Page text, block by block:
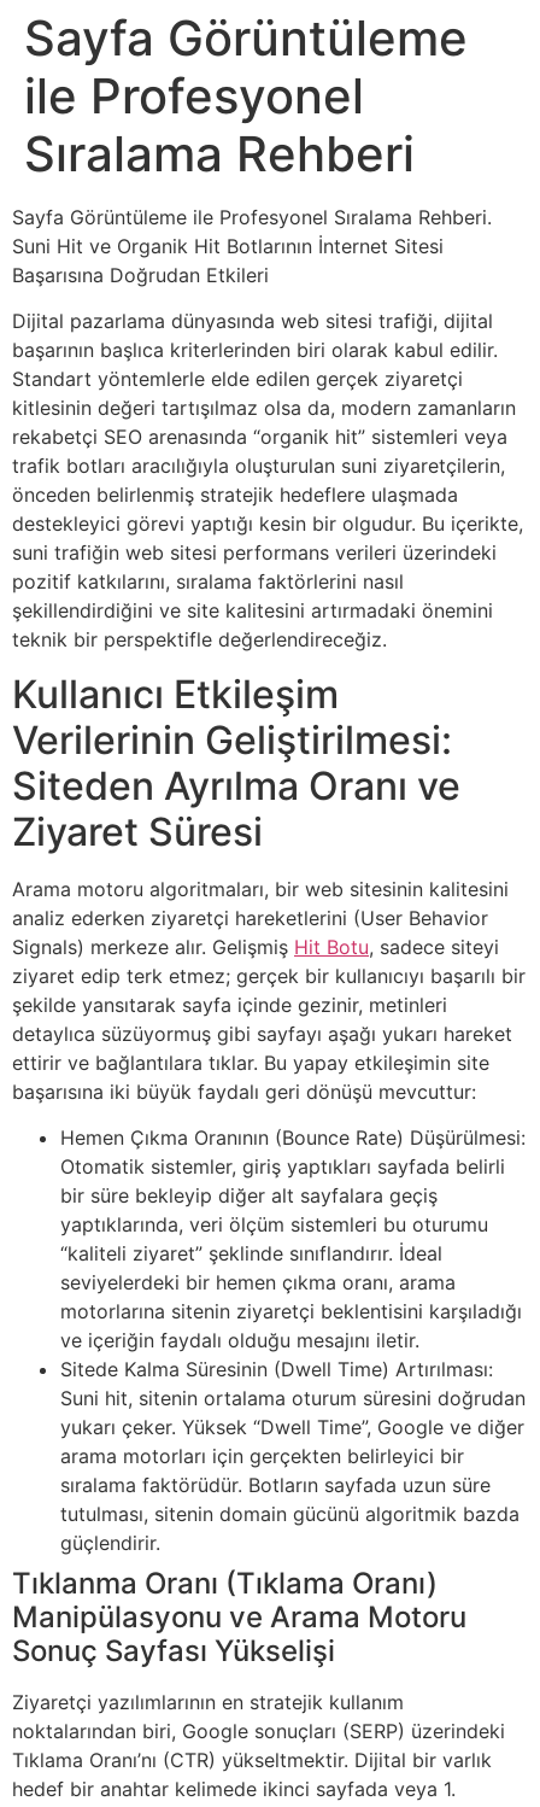
Sayfa Görüntüleme
ile Profesyonel
Sıralama Rehberi
Sayfa Görüntüleme ile Profesyonel Sıralama Rehberi.
Suni Hit ve Organik Hit Botlarının İnternet Sitesi
Başarısına Doğrudan Etkileri
Dijital pazarlama dünyasında web sitesi trafiği, dijital
başarının başlıca kriterlerinden biri olarak kabul edilir.
Standart yöntemlerle elde edilen gerçek ziyaretçi
kitlesinin değeri tartışılmaz olsa da, modern zamanların
rekabetçi SEO arenasında “organik hit” sistemleri veya
trafik botları aracılığıyla oluşturulan suni ziyaretçilerin,
önceden belirlenmiş stratejik hedeflere ulaşmada
destekleyici görevi yaptığı kesin bir olgudur. Bu içerikte,
suni trafiğin web sitesi performans verileri üzerindeki
pozitif katkılarını, sıralama faktörlerini nasıl
şekillendirdiğini ve site kalitesini artırmadaki önemini
teknik bir perspektifle değerlendireceğiz.
Kullanıcı Etkileşim
Verilerinin Geliştirilmesi:
Siteden Ayrılma Oranı ve
Ziyaret Süresi
Arama motoru algoritmaları, bir web sitesinin kalitesini
analiz ederken ziyaretçi hareketlerini (User Behavior
Signals) merkeze alır. Gelişmiş Hit Botu, sadece siteyi
ziyaret edip terk etmez; gerçek bir kullanıcıyı başarılı bir
şekilde yansıtarak sayfa içinde gezinir, metinleri
detaylıca süzüyormuş gibi sayfayı aşağı yukarı hareket
ettirir ve bağlantılara tıklar. Bu yapay etkileşimin site
başarısına iki büyük faydalı geri dönüşü mevcuttur:
Hemen Çıkma Oranının (Bounce Rate) Düşürülmesi:
Otomatik sistemler, giriş yaptıkları sayfada belirli
bir süre bekleyip diğer alt sayfalara geçiş
yaptıklarında, veri ölçüm sistemleri bu oturumu
“kaliteli ziyaret” şeklinde sınıflandırır. İdeal
seviyelerdeki bir hemen çıkma oranı, arama
motorlarına sitenin ziyaretçi beklentisini karşıladığı
ve içeriğin faydalı olduğu mesajını iletir.
Sitede Kalma Süresinin (Dwell Time) Artırılması:
Suni hit, sitenin ortalama oturum süresini doğrudan
yukarı çeker. Yüksek “Dwell Time”, Google ve diğer
arama motorları için gerçekten belirleyici bir
sıralama faktörüdür. Botların sayfada uzun süre
tutulması, sitenin domain gücünü algoritmik bazda
güçlendirir.
Tıklanma Oranı (Tıklama Oranı)
Manipülasyonu ve Arama Motoru
Sonuç Sayfası Yükselişi
Ziyaretçi yazılımlarının en stratejik kullanım
noktalarından biri, Google sonuçları (SERP) üzerindeki
Tıklama Oranı’nı (CTR) yükseltmektir. Dijital bir varlık
hedef bir anahtar kelimede ikinci sayfada veya 1.